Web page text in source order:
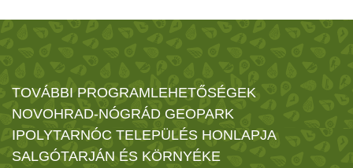
TOVÁBBI PROGRAMLEHETŐSÉGEK
NOVOHRAD-NÓGRÁD GEOPARK
IPOLYTARNÓC TELEPÜLÉS HONLAPJA
SALGÓTARJÁN ÉS KÖRNYÉKE